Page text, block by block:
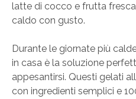
latte di cocco e frutta
caldo con gusto.
Durante le giornate più
in casa è la soluzione
appesantirsi. Questi gelati
con ingredienti semplici e